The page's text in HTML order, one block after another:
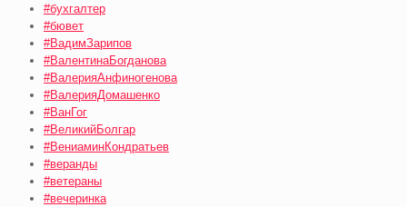
#бухгалтер
#бювет
#ВадимЗарипов
#ВалентинаБогданова
#ВалерияАнфиногенова
#ВалерияДомашенко
#ВанГог
#ВеликийБолгар
#ВениаминКондратьев
#веранды
#ветераны
#вечеринка